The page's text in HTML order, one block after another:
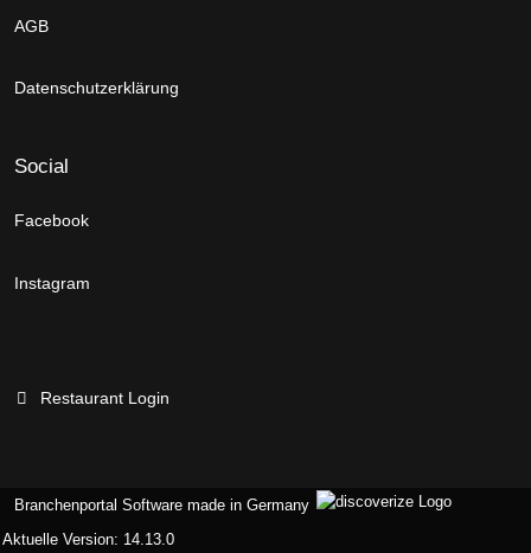
AGB
Datenschutzerklärung
Social
Facebook
Instagram
Restaurant Login
Branchenportal Software made in Germany
Aktuelle Version: 14.13.0